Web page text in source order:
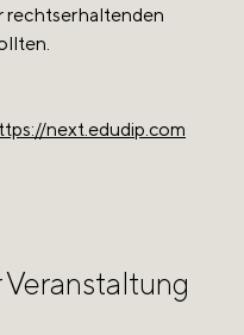
rechtserhaltenden
next.edudip.com